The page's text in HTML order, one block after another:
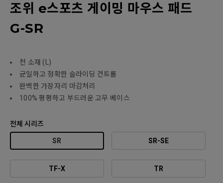
조위 e스포츠 게이밍 마우스 패드
G-SR
천 소재 (L)
균일하고 정확한 슬라이딩 컨트롤
완벽한 가장자리 마감처리
100% 평평하고 부드러운 고무 베이스
전체 시리즈
SR SR-SE
TF-X TR